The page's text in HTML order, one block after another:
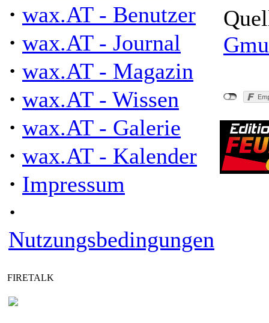
· wax.AT - Benutzer
· wax.AT - Journal
· wax.AT - Magazin
· wax.AT - Wissen
· wax.AT - Galerie
· wax.AT - Kalender
· Impressum
·
Nutzungsbedingungen
FIRETALK